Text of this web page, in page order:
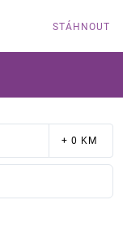
STÁHNOUT
+ 0 KM